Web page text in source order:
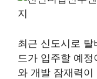
최근 신도시로
드가 입주할 예
와 개발 잠재력